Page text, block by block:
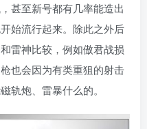
甚至新号都有几率能造出
始流行起来。除此之外后
雷神比较，例如傲君战损
也会因为有类重狙的射击
轨炮、雷暴什么的。